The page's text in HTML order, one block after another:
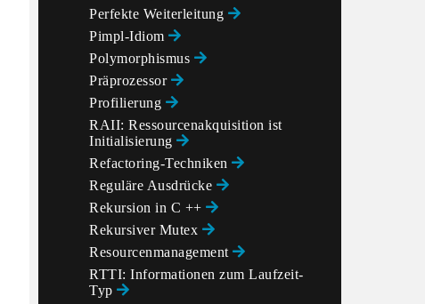
Perfekte Weiterleitung
Pimpl-Idiom
Polymorphismus
Präprozessor
Profilierung
RAII: Ressourcenakquisition ist
Initialisierung
Refactoring-Techniken
Reguläre Ausdrücke
Rekursion in C ++
Rekursiver Mutex
Resourcenmanagement
RTTI: Informationen zum Laufzeit-
Typ